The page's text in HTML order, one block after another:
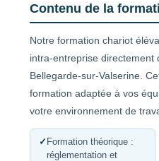
Contenu de la
Notre formation chariot
intra-entreprise directement
Bellegarde-sur-Valserine.
formation adaptée à vos
votre environnement de
✓ Formation théorique :
réglementation et